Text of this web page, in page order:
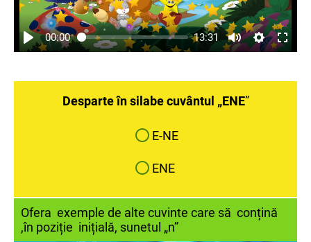
00:00 13:31
Desparte în silabe cuvântul „ENE”
E-NE
ENE
Ofera exemple de alte cuvinte care să conțină
,în poziție inițială, sunetul „n”